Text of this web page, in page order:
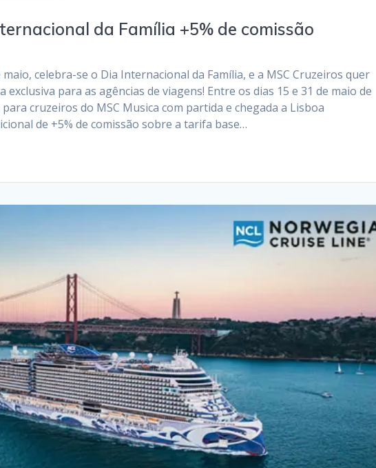
da Família +5% de comissão
celebra-se o Dia Internacional da Família, e a MSC Cruzeiros quer
para as agências de viagens! Entre os dias 15 e 31 de maio de
cruzeiros do MSC Musica com partida e chegada a Lisboa
de +5% de comissão sobre a tarifa base…